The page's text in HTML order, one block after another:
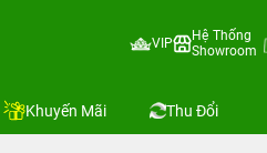
VIP
Hệ Thống
Showroom
Khuyến Mãi Thu Đổi